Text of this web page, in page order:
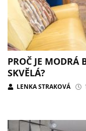
PROČ JE MODRÁ
SKVĚLÁ?
LENKA STRAKOVÁ